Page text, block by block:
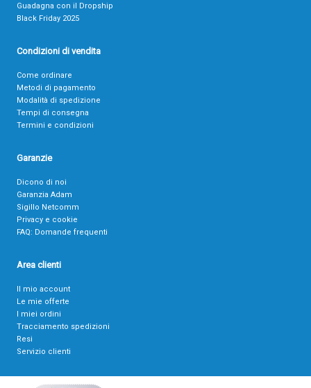
Guadagna con il Dropship
Black Friday 2025
Condizioni di vendita
Come ordinare
Metodi di pagamento
Modalità di spedizione
Tempi di consegna
Termini e condizioni
Garanzie
Dicono di noi
Garanzia Adam
Sigillo Netcomm
Privacy e cookie
FAQ: Domande frequenti
Area clienti
Il mio account
Le mie offerte
I miei ordini
Tracciamento spedizioni
Resi
Servizio clienti